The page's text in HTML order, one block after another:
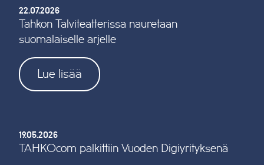
22.07.2026
Tahkon Talviteatterissa nauretaan
suomalaiselle arjelle
Lue lisää
19.05.2026
TAHKOcom palkittiin Vuoden Digiyrityksenä